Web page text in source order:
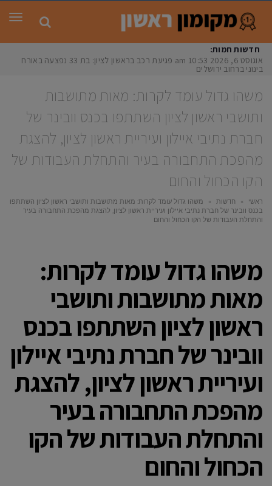
חדשות חמות:
אוגוסט 6, 2026
10:53 am פגיעת רכב בראשון לציון: בת 33 נפצעה באורח
בינוני ברחוב ירושלים
משהו גדול עומד לקרות: מאות מתושבות
ותושבי ראשון לציון השתתפו בכנס וובינר של
חברת נתיבי איילון ועיריית ראשון לציון, להצגת
מהפכת התחבורה בעיר והתחלת העבודות של
הקו הכחול והחום
ראשי » חדשות »
משהו גדול עומד לקרות: מאות מתושבות ותושבי ראשון לציון השתתפו
בכנס וובינר של חברת נתיבי איילון ועיריית ראשון לציון, להצגת מהפכת התחבורה בעיר
והתחלת העבודות של הקו הכחול והחום
משהו גדול עומד לקרות:
מאות מתושבות ותושבי
ראשון לציון השתתפו בכנס
וובינר של חברת נתיבי איילון
ועיריית ראשון לציון, להצגת
מהפכת התחבורה בעיר
והתחלת העבודות של הקו
הכחול והחום